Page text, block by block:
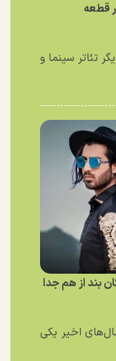
قطعه
تئاتر سینما و
بند از هم جدا
اخیر یکی